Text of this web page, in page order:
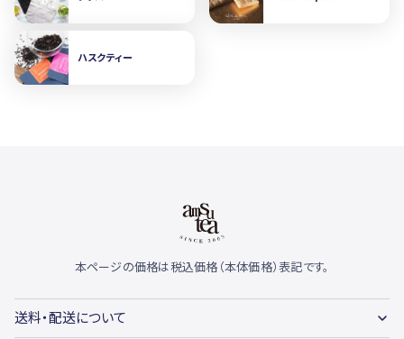
ハスクティー
本ページの価格は税込価格（本体価格）表記です。
送料・配送について